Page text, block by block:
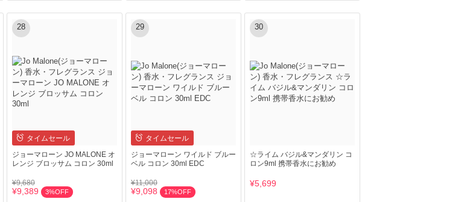
28
タイムセール
ジョーマローン JO MALONE オ
レンジ ブロッサム コロン 30ml
¥9,680
¥9,389 3%OFF
29
タイムセール
ジョーマローン ワイルド ブルー
ベル コロン 30ml EDC
¥11,000
¥9,098 17%OFF
30
☆ライム バジル&マンダリン コ
ロン9ml 携帯香水にお勧め
¥5,699